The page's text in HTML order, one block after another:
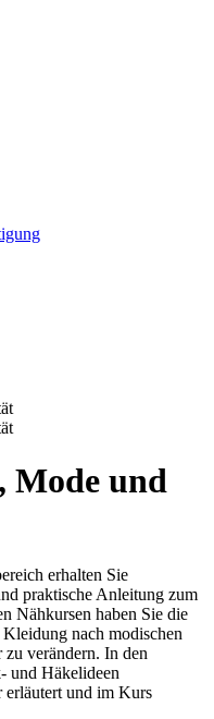
Mode und
erhalten Sie
praktische Anleitung zum
Nähkursen haben Sie die
nach modischen
zu verändern. In den
und Häkelideen
erläutert und im Kurs